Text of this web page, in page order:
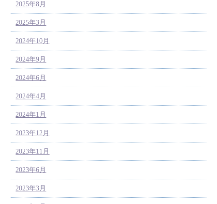
2025年8月
2025年3月
2024年10月
2024年9月
2024年6月
2024年4月
2024年1月
2023年12月
2023年11月
2023年6月
2023年3月